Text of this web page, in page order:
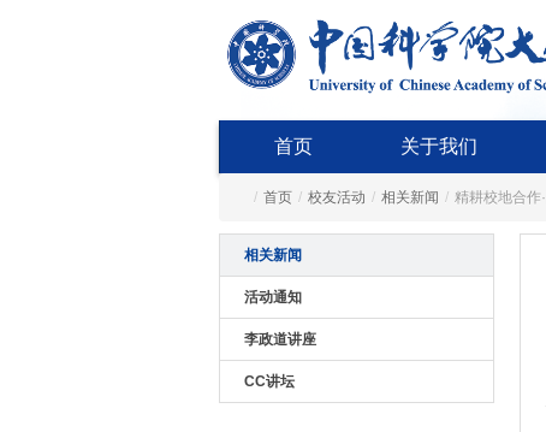
首页 关于我们
/ 首页 / 校友活动 / 相关新闻 / 精耕校地合
相关新闻
活动通知
李政道讲座
CC讲坛